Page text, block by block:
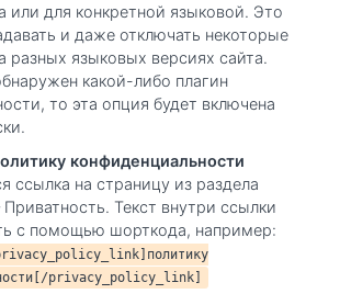
или для конкретной языковой. Это
и даже отключать некоторые
разных языковых версиях сайта.
какой-либо плагин
то эта опция будет включена
конфиденциальности
ссылка на страницу из раздела
Текст внутри ссылки
с помощью шорткода, например:
privacy_policy_link]